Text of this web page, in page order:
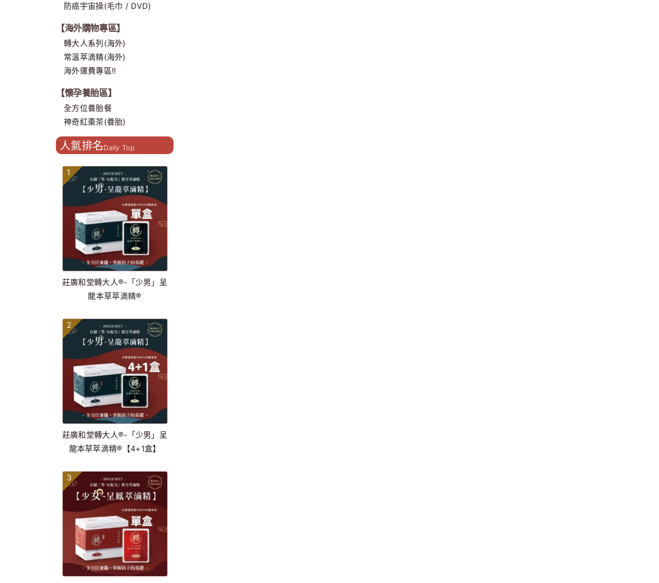
防癌宇宙操(毛巾 / DVD)
【海外購物專區】
轉大人系列(海外)
常溫萃滴精(海外)
海外運費專區!!
【懷孕養胎區】
全方位養胎餐
神奇紅棗茶(養胎)
人氣排名Daily Top
1
莊廣和堂轉大人®-「少男」呈
龍本草萃滴精®
2
莊廣和堂轉大人®-「少男」呈
龍本草萃滴精®【4+1盒】
3